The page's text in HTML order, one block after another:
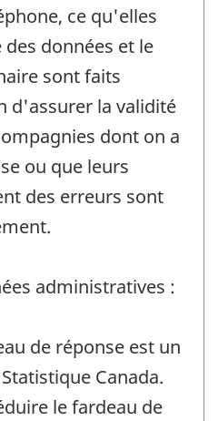
ce qu'elles
données et le
sont faits
d'assurer la validité
dont on a
ou que leurs
des erreurs sont
administratives :
de réponse est un
Canada.
le fardeau de